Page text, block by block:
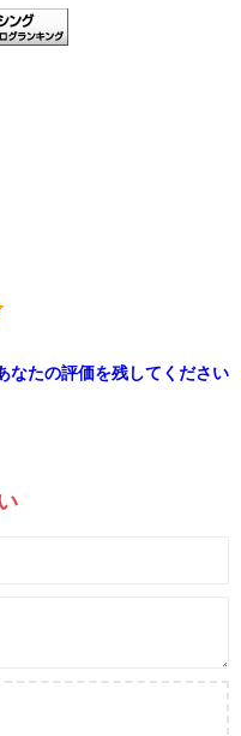
なたの評価を残してください